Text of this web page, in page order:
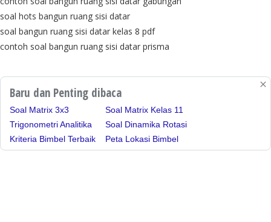
soal hots bangun ruang sisi datar
soal bangun ruang sisi datar kelas 8 pdf
contoh soal bangun ruang sisi datar prisma
Baru dan Penting dibaca
Soal Matrix 3x3
Trigonometri Analitika
Kriteria Bimbel Terbaik
Soal Matrix Kelas 11
Soal Dinamika Rotasi
Peta Lokasi Bimbel